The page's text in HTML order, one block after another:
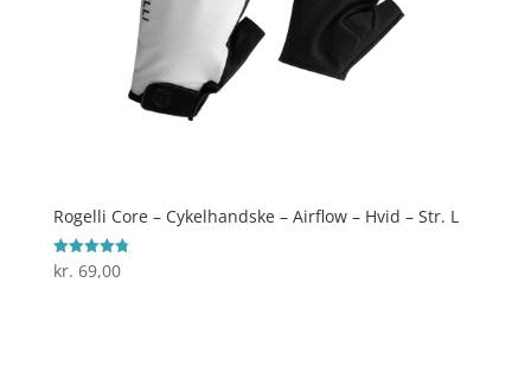
Rogelli Core – Cykelhandske – Airflow – Hvid – Str. L
Vurderet
4.8
kr. 69,00